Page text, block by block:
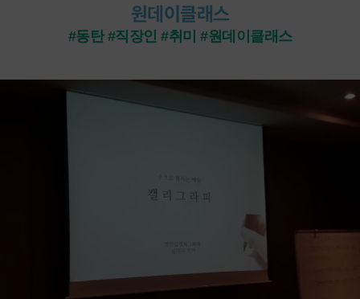
원데이클래스
#동탄 #직장인 #취미 #원데이클래스